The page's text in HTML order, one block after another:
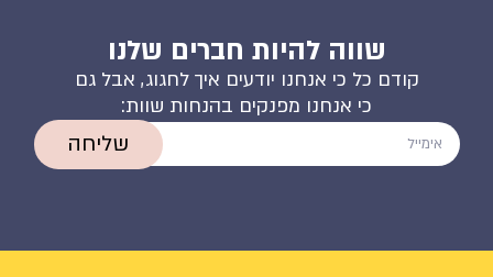
שווה להיות חברים שלנו
קודם כל כי אנחנו יודעים איך לחגוג, אבל גם
כי אנחנו מפנקים בהנחות שוות:
שליחה